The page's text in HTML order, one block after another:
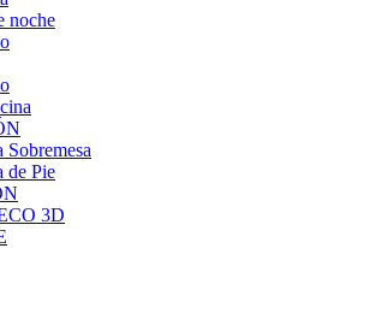
noche
Sobremesa
de Pie
3D